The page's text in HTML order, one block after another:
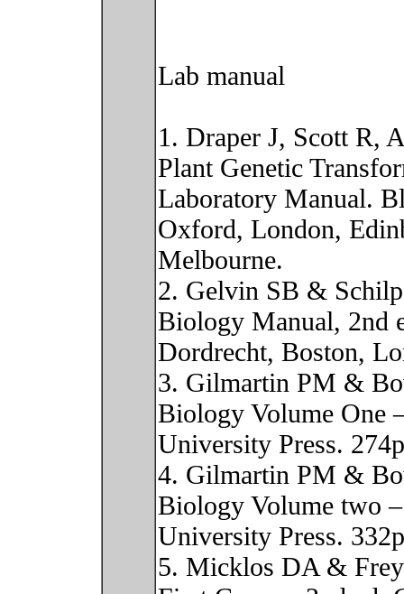
Lab manual
1. Draper J, Scott R,
Plant Genetic
Laboratory Manual.
Oxford, London,
Melbourne.
2. Gelvin SB &
Biology Manual, 2nd
Dordrecht, Boston,
3. Gilmartin PM &
Biology Volume One
University Press.
4. Gilmartin PM &
Biology Volume two
University Press.
5. Micklos DA &